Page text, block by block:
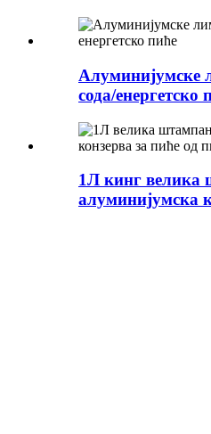
Алуминијумске
сода/енергетско
1Л кинг велика
алуминијумска